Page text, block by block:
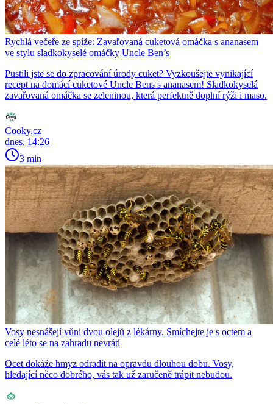
Rychlá večeře ze spíže: Zavařovaná cuketová omáčka s ananasem
ve stylu sladkokyselé omáčky Uncle Ben’s
Pustili jste se do zpracování úrody cuket? Vyzkoušejte vynikající
recept na domácí cuketové Uncle Bens s ananasem! Sladkokyselá
zavařovaná omáčka se zeleninou, která perfektně doplní rýži i maso.
Cooky.cz
dnes, 14:26
3 min
Vosy nesnášejí vůni dvou olejů z lékárny. Smíchejte je s octem a
celé léto se na zahradu nevrátí
Ocet dokáže hmyz odradit na opravdu dlouhou dobu. Vosy,
hledající něco dobrého, vás tak už zaručeně trápit nebudou.